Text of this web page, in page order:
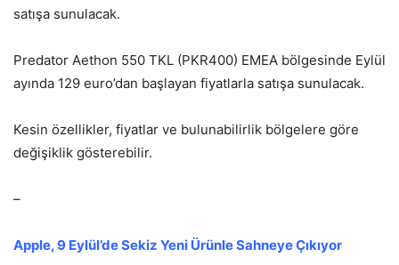
satışa sunulacak.
Predator Aethon 550 TKL (PKR400) EMEA bölgesinde Eylül
ayında 129 euro’dan başlayan fiyatlarla satışa sunulacak.
Kesin özellikler, fiyatlar ve bulunabilirlik bölgelere göre
değişiklik gösterebilir.
–
Apple, 9 Eylül’de Sekiz Yeni Ürünle Sahneye Çıkıyor